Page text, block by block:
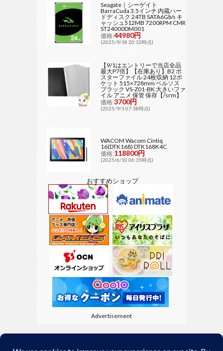
Seagate｜シーゲイト
BarraCuda 3.5インチ 内蔵ハー
ドディスク 24TB SATA6Gb/s キ
ャッシュ512MB 7200RPM CMR
ST24000DM001
価格:44980円
(2025/9/18 20:32時点)
【9/1はエントリーで当店全品
最大P7倍】【在庫あり】B2 ポ
スターファイル 24枚収納 12ポ
ケット 515×728mm ベルソス
ブラック VS-Z01-BK 大きいファ
イル アニメ 保管 保存【/srm】
価格:3700円
(2025/9/1 07:38時点)
WACOM Wacom Cintiq
16(DTK168) DTK168K4C
価格:118800円
(2025/6/10 06:35時点)
おすすめショップ
Advertisement